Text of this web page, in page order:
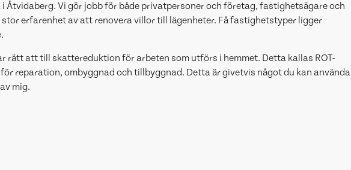
Åtvidaberg. Vi gör jobb för både privatpersoner och företag, fastighetsägare och
erfarenhet av att renovera villor till lägenheter. Få fastighetstyper ligger
rätt att till skattereduktion för arbeten som utförs i hemmet. Detta kallas ROT-
reparation, ombyggnad och tillbyggnad. Detta är givetvis något du kan använda
mig.